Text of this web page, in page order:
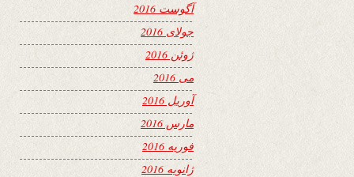
آگوست 2016
جولای 2016
ژوئن 2016
می 2016
آوریل 2016
مارس 2016
فوریه 2016
ژانویه 2016